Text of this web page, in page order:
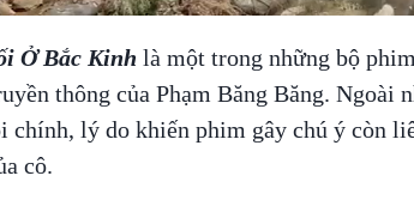
Ở Bắc Kinh là một trong những bộ
thông của Phạm Băng Băng. Ngoài
chính, lý do khiến phim gây chú ý còn
cô.